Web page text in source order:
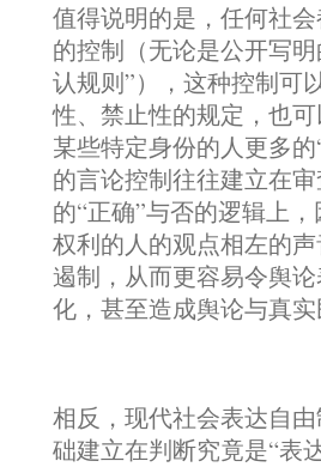
值得说明的是，任何社
的控制（无论是公开写
认规则”），这种控制可
性、禁止性的规定，也
某些特定身份的人更多
的言论控制往往建立在
的“正确”与否的逻辑上
权利的人的观点相左的
遏制，从而更容易令舆
化，甚至造成舆论与真实
相反，现代社会表达自
础建立在判断究竟是“表